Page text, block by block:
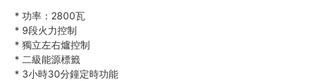
* 功率：2800瓦
* 9段火力控制
* 獨立左右爐控制
* 二級能源標籤
* 3小時30分鐘定時功能